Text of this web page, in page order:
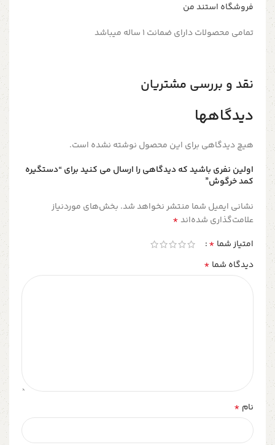
فروشگاه استند من
تمامی محصولات دارای ضمانت ۱ ساله میباشد
نقد و بررسی مشتریان
دیدگاهها
هیچ دیدگاهی برای این محصول نوشته نشده است.
اولین نفری باشید که دیدگاهی را ارسال می کنید برای “دستگیره
کمد خرگوش”
نشانی ایمیل شما منتشر نخواهد شد. بخش‌های موردنیاز
علامت‌گذاری شده‌اند*
امتیاز شما *
دیدگاه شما *
نام *